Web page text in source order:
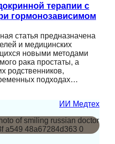
терапии с
гормонозависимом
статья предназначена
и медицинских
новыми методами
рака простаты, а
родственников,
подходах…
ИИ Медтех